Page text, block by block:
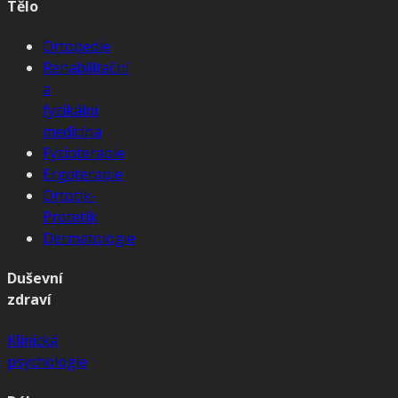
Tělo
Ortopedie
Rehabilitační
a
fyzikální
medicína
Fyzioterapie
Ergoterapie
Ortotik-
Protetik
Dermatologie
Duševní
zdraví
Klinická
psychologie